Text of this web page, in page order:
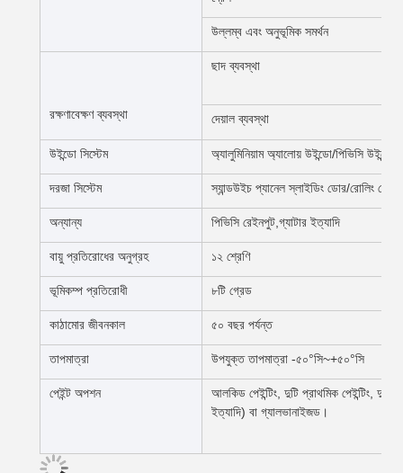
উল্লম্ব এবং অনুভূমিক সমর্থন
রক্ষণাবেক্ষণ ব্যবস্থা
ছাদ ব্যবস্থা
দেয়াল ব্যবস্থা
উইন্ডো সিস্টেম অ্যালুমিনিয়াম অ্যালোয় উইন্ডো/পিভিসি উইন্ডো/
দরজা সিস্টেম স্যান্ডউইচ প্যানেল স্লাইডিং ডোর/রোলিং
অন্যান্য পিভিসি রেইনপুট,গ্যাটার ইত্যাদি
বায়ু প্রতিরোধের অনুগ্রহ ১২ শ্রেণি
ভূমিকম্প প্রতিরোধী ৮টি গ্রেড
কাঠামোর জীবনকাল ৫০ বছর পর্যন্ত
তাপমাত্রা উপযুক্ত তাপমাত্রা -৫০°সি~+৫০°সি
পেইন্ট অপশন
আলকিড পেইন্টিং, দুটি প্রাথমিক পেইন্টিং, দুটি
ইত্যাদি) বা গ্যালভানাইজড।